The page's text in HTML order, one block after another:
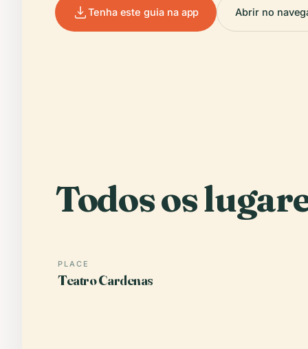
Tenha este guia na app Abrir no
Todos os
PLACE
Teatro Cardenas